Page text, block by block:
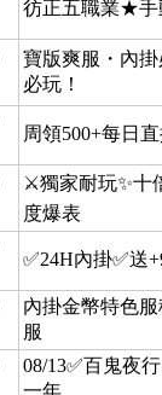
彷正五職業★手
寶版爽服・內
必玩！
周領500+每日
⚔️獨家耐玩✨
度爆表
✅24H內掛✅送
內掛金幣特色
服
08/13✅百鬼夜
一年